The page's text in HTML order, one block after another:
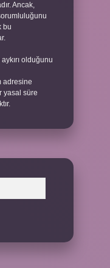
Ancak,
bu
olduğunu
adresine
yasal süre